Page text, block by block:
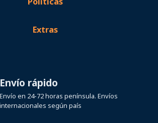
Envío en 24-72 horas península. Envíos
internacionales según país